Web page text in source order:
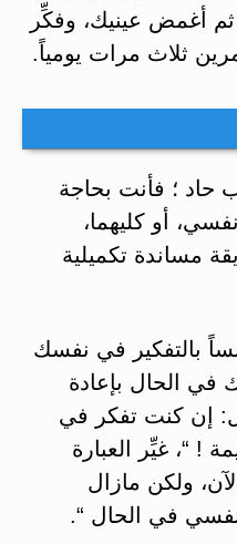
أغمض عينيك، وفكِّر
ثلاث مرات يومياً.
حاد ؛ فأنت بحاجة
أو كليهما،
مساندة تكميلية
بالتفكير في نفسك
في الحال بإعادة
إن كنت تفكر في
! “، غيِّر العبارة
ولكن مازال
في الحال “.